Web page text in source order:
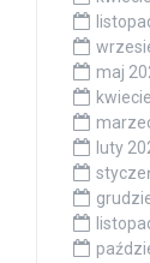
maj
luty